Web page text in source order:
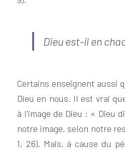
Dieu est-il en
Certains enseignent aussi
Dieu en nous. Il est vrai
à l'image de Dieu : « Dieu
notre image, selon notre
1, 26). Mais, à cause du